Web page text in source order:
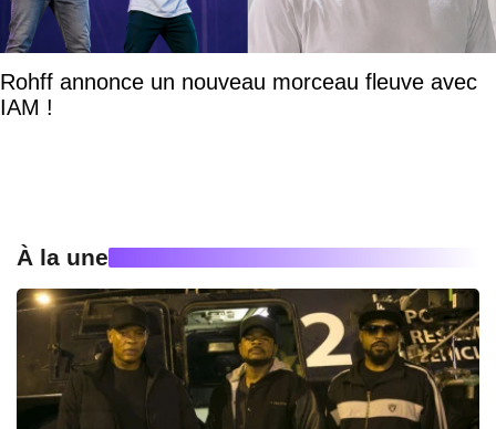
Rohff annonce un nouveau morceau fleuve avec
IAM !
À la une